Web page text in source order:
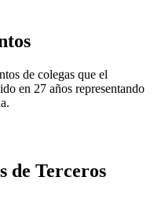
de colegas que el
en 27 años representando
de Terceros